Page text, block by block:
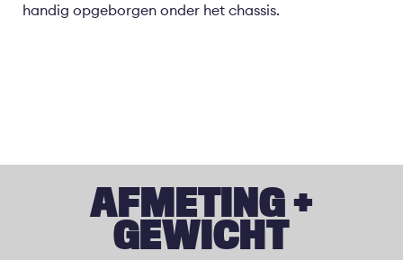
handig opgeborgen onder het chassis.
AFMETING +
GEWICHT